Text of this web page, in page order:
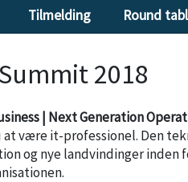
Tilmelding Round
2018
| Next Generation
være it-professionel. Den
og nye landvindinger